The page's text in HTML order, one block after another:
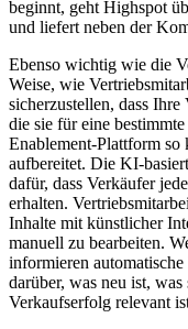
beginnt, geht Highspot
und liefert neben der
Ebenso wichtig wie die
Weise, wie
sicherzustellen, dass
die sie für eine
Enablement-Plattform so
aufbereitet. Die KI-
dafür, dass Verkäufer
erhalten.
Inhalte mit künstlicher
manuell zu bearbeiten.
informieren
darüber, was neu ist,
Verkaufserfolg relevant